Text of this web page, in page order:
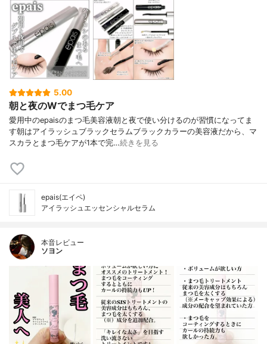
5.00
朝と夜のWでまつ毛ケア
愛用中のepaisのまつ毛美容液朝と夜で使い分けるのが習慣になってま
す朝はアイラッシュブラックセラムブラックカラーの美容液だから、マ
スカラとまつ毛ケアが1本で完…続きを見る
epais(エイペ)
アイラッシュエッセンシャルセラム
本音レビュー
ソヨン